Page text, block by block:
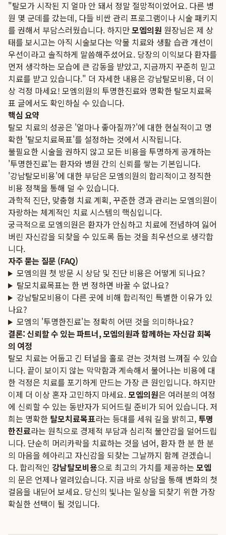
"탈모가 시작된 지 얼마 안 돼서 정말 절망적이었어요. 다른 병
원 몇 군데를 갔는데, 다들 비싼 관리 프로그램이나 시술 패키지
를 권해서 부담스러웠습니다. 하지만모엠의원 원장님은 제 상
태를 보시고는 아직 시술보다는 약물 치료와 생활 습관 개선이
우선이라고 솔직하게 말씀해주셨어요. 당장의 이익보다 환자를
먼저 생각하는 모습에 큰 감동을 받았고, 지금까지 꾸준히 믿고
치료를 받고 있습니다." 더 자세한 내용은 강남탈모비용, 더 이
상 걱정 마세요! 모엠의원의 투명한진료와 명확한 탈모치료목
표 글에서도 확인하실 수 있습니다.
핵심 요약
탈모 치료의 성공은 '얼마나 좋아질까?'에 대한 현실적이고 명
확한 '탈모치료목표'를 설정하는 것에서 시작됩니다.
불필요한 시술을 권하지 않고 모든 비용을 투명하게 공개하는
'투명한진료'는 환자와 병원 간의 신뢰를 쌓는 기본입니다.
'강남탈모비용'에 대한 부담은 모엠의원의 합리적이고 정직한
비용 정책을 통해 덜 수 있습니다.
과학적 진단, 맞춤형 치료 계획, 꾸준한 경과 관리는 모엠의원이
자랑하는 체계적인 치료 시스템의 핵심입니다.
궁극적으로 모엠의원은 환자가 안심하고 치료에 전념하여 잃어
버린 자신감을 되찾을 수 있도록 돕는 것을 최우선으로 생각합
니다.
자주 묻는 질문 (FAQ)
모엠의원 첫 방문 시 상담 및 진단 비용은 어떻게 되나요?
탈모치료목표는 한 번 정하면 바꿀 수 없나요?
강남탈모비용이 다른 곳에 비해 합리적인 특별한 이유가 있
나요?
모엠의 '투명한진료'는 정확히 어떤 것을 의미하나요?
결론: 신뢰할 수 있는 파트너, 모엠의원과 함께하는 자신감 회복
의 여정
탈모 치료는 어둡고 긴 터널을 홀로 걷는 것처럼 느껴질 수 있습
니다. 끝이 보이지 않는 막막함과 계속해서 불어나는 비용에 대
한 걱정은 치료를 포기하게 만드는 가장 큰 원인입니다. 하지만
이제 더 이상 혼자 고민하지 마세요.모엠의원은 여러분의 여정
에 신뢰할 수 있는 동반자가 되어드릴 준비가 되어 있습니다. 저
희는 명확한 탈모치료목표라는 등대를 세워 길을 밝히고, 투명
한진료라는 원칙으로 경제적 부담과 심리적 불안감을 덜어드립
니다. 단순히 머리카락을 치료하는 것을 넘어, 환자 한 분 한 분
의 마음을 헤아리고 자신감을 되찾는 그날까지 함께 걷겠습니
다. 합리적인 강남탈모비용으로 최고의 가치를 제공하는 모엠
의 문은 언제나 열려있습니다. 지금 바로 상담을 통해 변화의 첫
걸음을 내딛어 보세요. 당신의 빛나는 일상을 되찾기 위한 가장
확실한 선택이 될 것입니다.